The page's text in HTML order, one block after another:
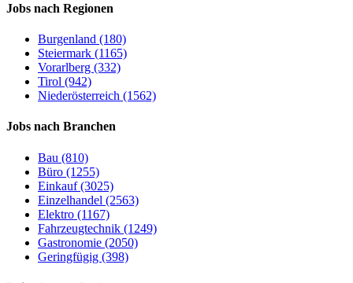
Jobs nach Regionen
Burgenland (180)
Steiermark (1165)
Vorarlberg (332)
Tirol (942)
Niederösterreich (1562)
Jobs nach Branchen
Bau (810)
Büro (1255)
Einkauf (3025)
Einzelhandel (2563)
Elektro (1167)
Fahrzeugtechnik (1249)
Gastronomie (2050)
Geringfügig (398)